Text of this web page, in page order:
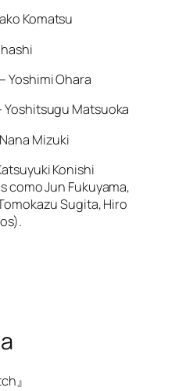
Komatsu
Yoshimi Ohara
Yoshitsugu Matsuoka
Mizuki
Konishi
como Jun Fukuyama,
Sugita, Hiro
』